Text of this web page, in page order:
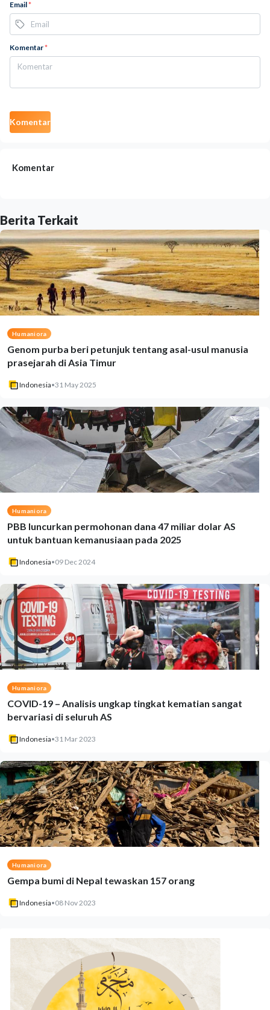
Email*
Komentar*
Komentar
Komentar
Berita Terkait
Humaniora
Genom purba beri petunjuk tentang asal-usul manusia
prasejarah di Asia Timur
Indonesia•31 May 2025
Humaniora
PBB luncurkan permohonan dana 47 miliar dolar AS
untuk bantuan kemanusiaan pada 2025
Indonesia•09 Dec 2024
Humaniora
COVID-19 – Analisis ungkap tingkat kematian sangat
bervariasi di seluruh AS
Indonesia•31 Mar 2023
Humaniora
Gempa bumi di Nepal tewaskan 157 orang
Indonesia•08 Nov 2023